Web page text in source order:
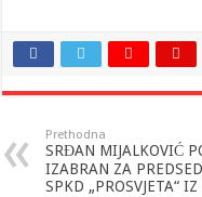
Prethodna
SRĐAN MIJALKOVIĆ
IZABRAN ZA
SPKD „PROSVJETA“ IZ